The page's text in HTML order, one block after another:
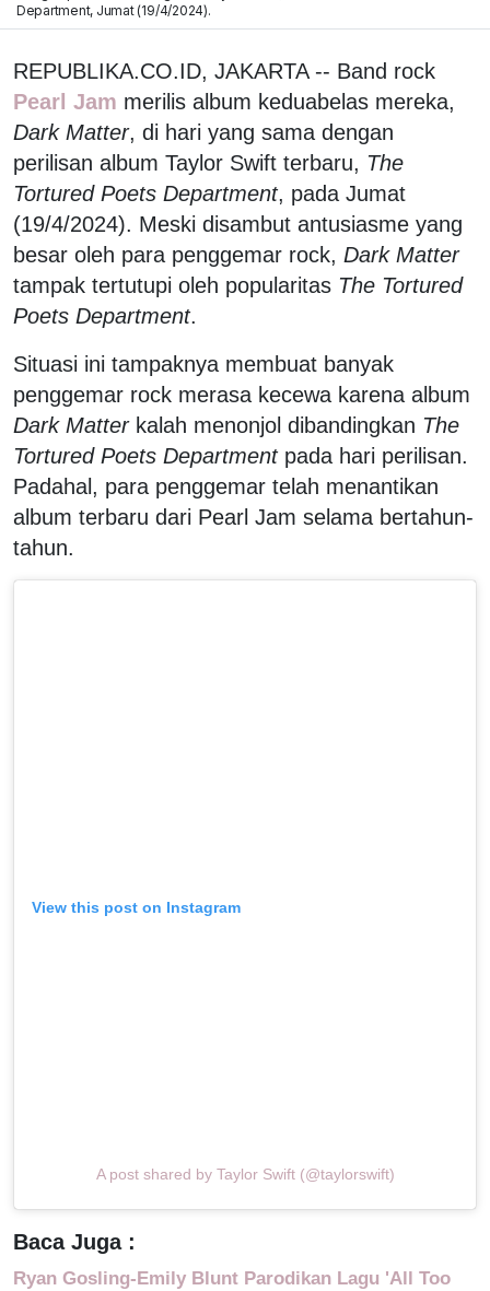
Department, Jumat (19/4/2024).
REPUBLIKA.CO.ID, JAKARTA -- Band rock
Pearl Jam merilis album keduabelas mereka,
Dark Matter, di hari yang sama dengan
perilisan album Taylor Swift terbaru, The
Tortured Poets Department, pada Jumat
(19/4/2024). Meski disambut antusiasme yang
besar oleh para penggemar rock, Dark Matter
tampak tertutupi oleh popularitas The Tortured
Poets Department.
Situasi ini tampaknya membuat banyak
penggemar rock merasa kecewa karena album
Dark Matterkalah menonjol dibandingkan The
Tortured Poets Departmentpada hari perilisan.
Padahal, para penggemar telah menantikan
album terbaru dari Pearl Jam selama bertahun-
tahun.
View this post on Instagram
A post shared by Taylor Swift (@taylorswift)
Baca Juga :
Ryan Gosling-Emily Blunt Parodikan Lagu 'All Too